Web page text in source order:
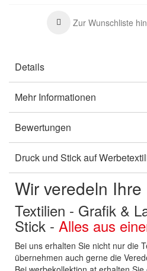
Zur Wunschliste
Details
Mehr Informationen
Bewertungen
Druck und Stick auf
Wir veredeln
Textilien - Grafik &
Stick - Alles aus
Bei uns erhalten Sie nicht nur die
übernehmen auch gerne die